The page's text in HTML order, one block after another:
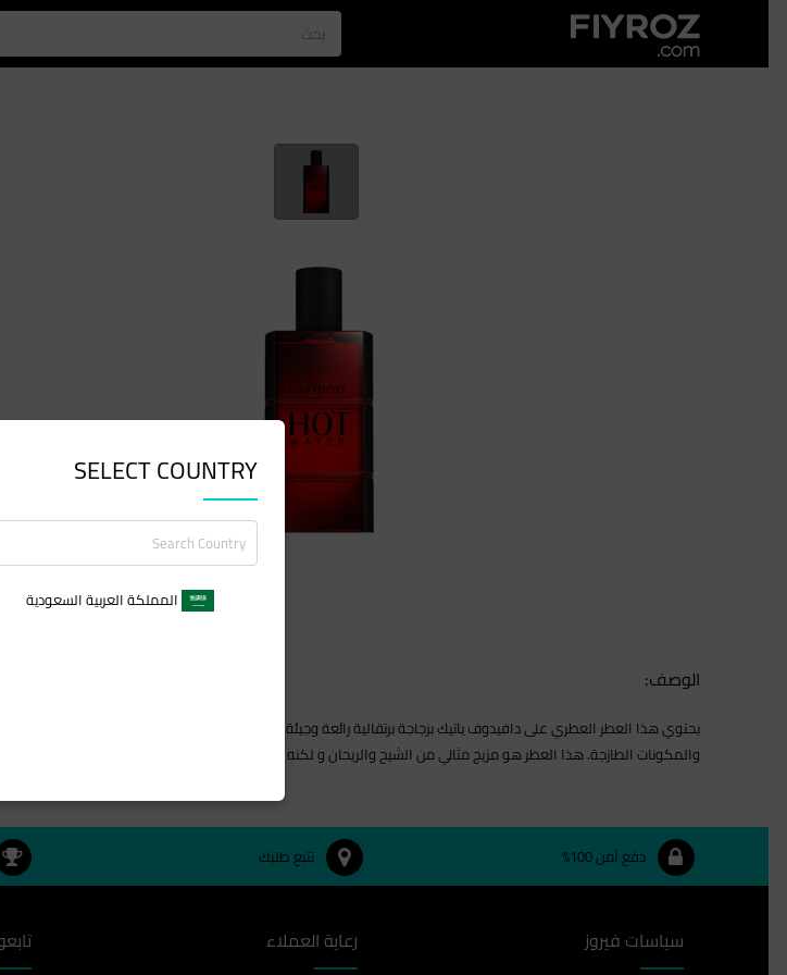
الصفحة الرئيسية
الوصف:
والمكونات الطازجة. هذا العطر هو مزيج مثالي من الشيح والريحان و لكنه الحلو والبتشول واللبان والجاوي. هذا العطر هو
دفع آمن 100% تتبع طلبك
سياسات فيروز رعاية العملاء
SELECT COUNTRY
المملكة العربية السعودية